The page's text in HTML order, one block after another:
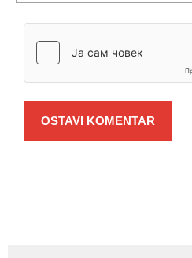
OSTAVI KOMENTAR